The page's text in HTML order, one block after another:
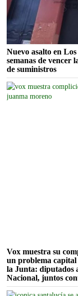
Nuevo asalto en
semanas de vencer
de suministros
Vox muestra su
un problema
la Junta: diputados
Nacional, juntos